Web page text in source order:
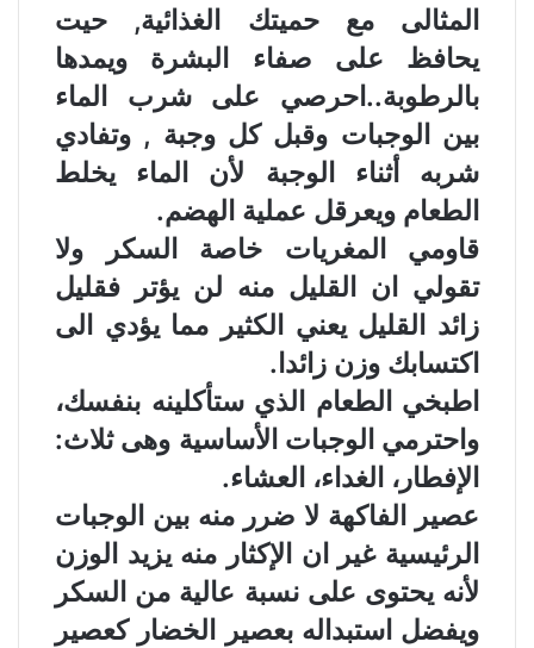
المثالى مع حميتك الغذائية, حيت
يحافظ على صفاء البشرة ويمدها
بالرطوبة..احرصي على شرب الماء
بين الوجبات وقبل كل وجبة , وتفادي
شربه أثناء الوجبة لأن الماء يخلط
الطعام ويعرقل عملية الهضم.
قاومي المغريات خاصة السكر ولا
تقولي ان القليل منه لن يؤتر فقليل
زائد القليل يعني الكثير مما يؤدي الى
اكتسابك وزن زائدا.
اطبخي الطعام الذي ستأكلينه بنفسك،
واحترمي الوجبات الأساسية وهى ثلاث:
الإفطار، الغداء، العشاء.
عصير الفاكهة لا ضرر منه بين الوجبات
الرئيسية غير ان الإكثار منه يزيد الوزن
لأنه يحتوى على نسبة عالية من السكر
ويفضل استبداله بعصير الخضار كعصير